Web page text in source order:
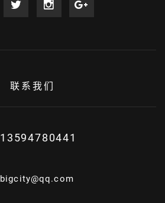
联系我们
13594780441
bigcity@qq.com